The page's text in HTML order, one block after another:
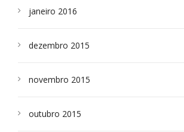
janeiro 2016
dezembro 2015
novembro 2015
outubro 2015